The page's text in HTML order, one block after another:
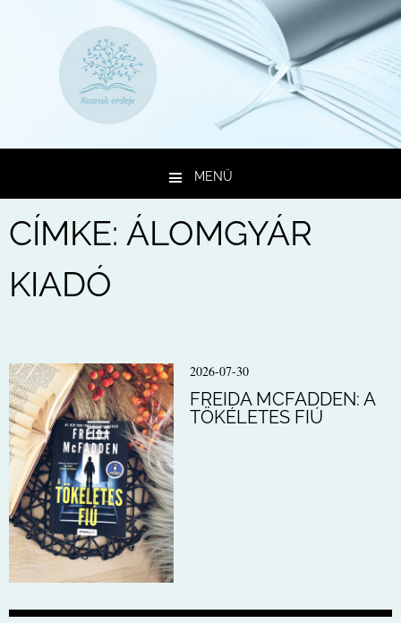
MENÜ
Kilépés a tartalomba
CÍMKE: ÁLOMGYÁR
KIADÓ
2026-07-30
FREIDA MCFADDEN: A
TÖKÉLETES FIÚ